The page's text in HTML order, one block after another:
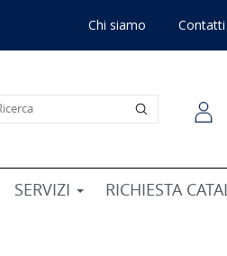
Chi siamo Contatti
SERVIZI RICHIESTA